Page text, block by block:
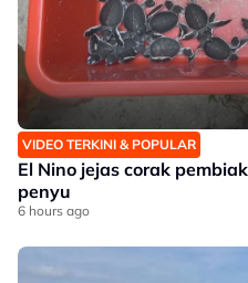
VIDEO TERKINI & POPULAR
El Nino jejas corak
penyu
6 hours ago